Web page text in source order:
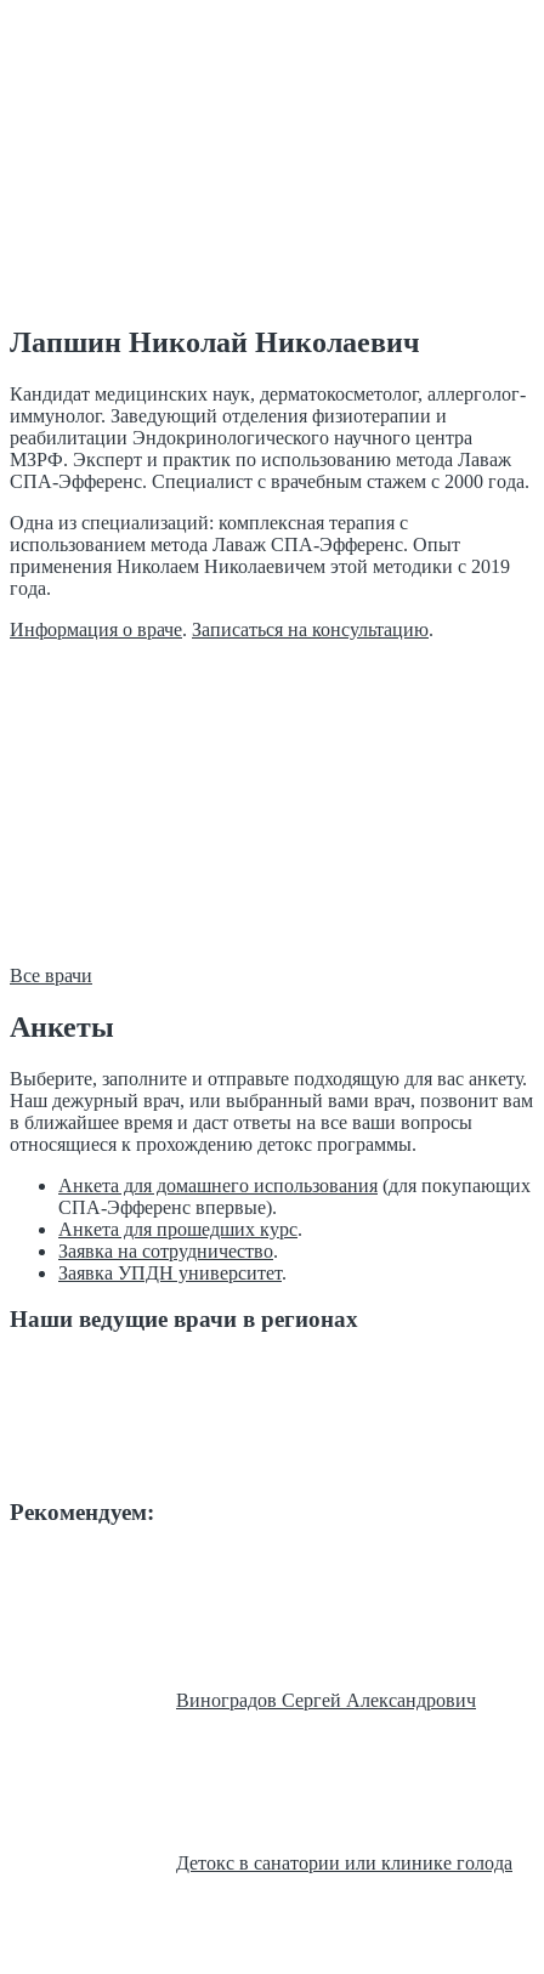
Лапшин Николай Николаевич
Кандидат медицинских наук, дерматокосметолог, аллерголог-
иммунолог. Заведующий отделения физиотерапии и
реабилитации Эндокринологического научного центра
МЗРФ. Эксперт и практик по использованию метода Лаваж
СПА-Эфференс. Специалист с врачебным стажем с 2000 года.
Одна из специализаций: комплексная терапия с
использованием метода Лаваж СПА-Эфференс. Опыт
применения Николаем Николаевичем этой методики с 2019
года.
Информация о враче. Записаться на консультацию.
Все врачи
Анкеты
Выберите, заполните и отправьте подходящую для вас анкету.
Наш дежурный врач, или выбранный вами врач, позвонит вам
в ближайшее время и даст ответы на все ваши вопросы
относящиеся к прохождению детокс программы.
Анкета для домашнего использования (для покупающих
СПА-Эфференс впервые).
Анкета для прошедших курс.
Заявка на сотрудничество.
Заявка УПДН университет.
Наши ведущие врачи в регионах
Рекомендуем:
Виноградов Сергей Александрович
Детокс в санатории или клинике голода